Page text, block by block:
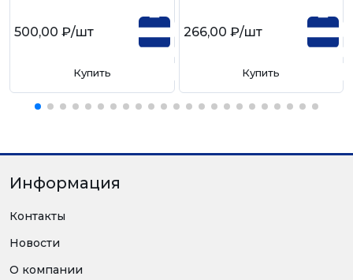
500,00 ₽/шт
Купить
266,00 ₽/шт
Купить
Информация
Контакты
Новости
О компании